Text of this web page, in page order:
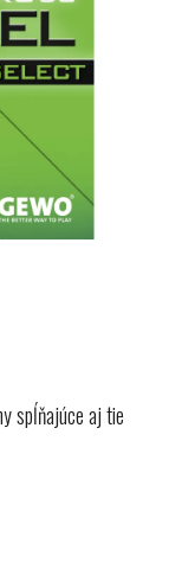
spĺňajúce aj tie